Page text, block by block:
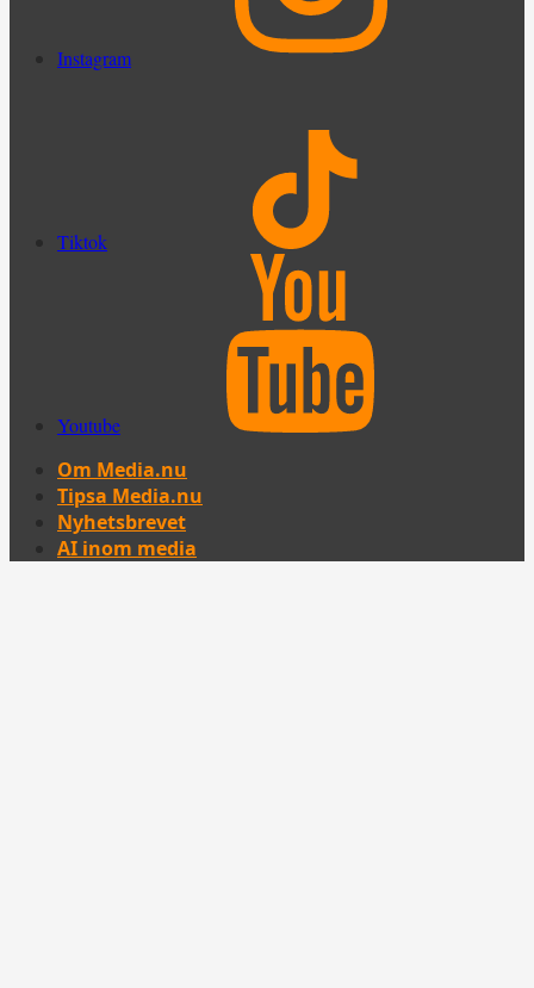
Instagram
Tiktok
Youtube
Om Media.nu
Tipsa Media.nu
Nyhetsbrevet
AI inom media